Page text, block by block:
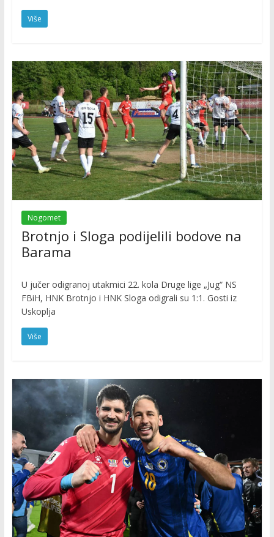
Više
Nogomet
Brotnjo i Sloga podijelili bodove na
Barama
U jučer odigranoj utakmici 22. kola Druge lige „Jug“ NS
FBiH, HNK Brotnjo i HNK Sloga odigrali su 1:1. Gosti iz
Uskoplja
Više